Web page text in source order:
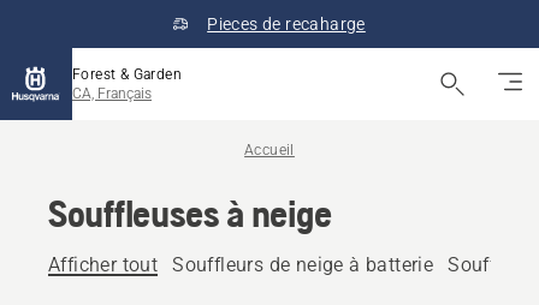
Pieces de recaharge
Forest & Garden
CA, Français
Accueil
Souffleuses à neige
Afficher tout Souffleurs de neige à batterie